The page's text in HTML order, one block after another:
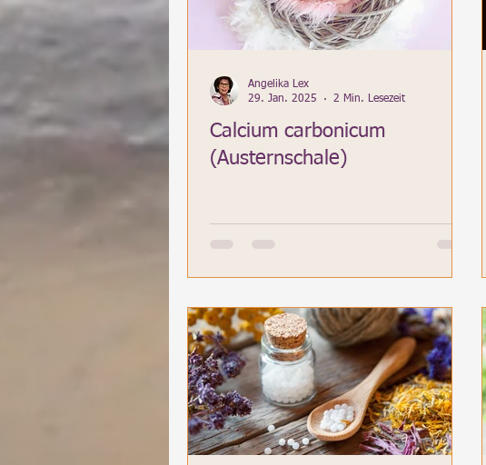
Calcium carbonicum
(Austernschale)
Angelika Lex
29. Jan. 2025
2 Min. Lesezeit